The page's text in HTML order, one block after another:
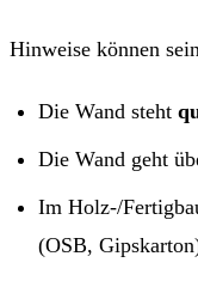
Hinweise können
Die Wand steht
Die Wand geht
Im Holz-/
(OSB,